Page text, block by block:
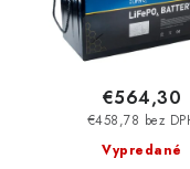
Vypredané
€458,78 bez
€564,30